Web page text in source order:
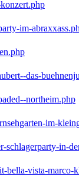
im-
das-
northeim.php
im-
schlagerparty-in-
bella-vista-marco-